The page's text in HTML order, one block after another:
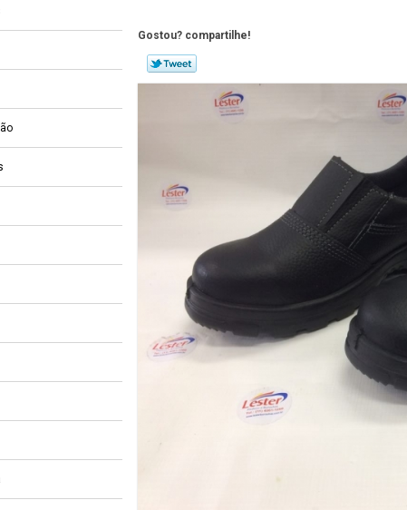
Gostou? compartilhe!